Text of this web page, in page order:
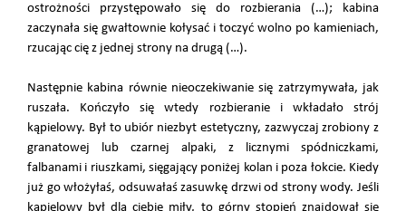
ostrożności przystępowało się do rozbierania (…); kabina
zaczynała się gwałtownie kołysać i toczyć wolno po kamieniach,
rzucając cię z jednej strony na drugą (…).
Następnie kabina równie nieoczekiwanie się zatrzymywała, jak
ruszała. Kończyło się wtedy rozbieranie i wkładało strój
kąpielowy. Był to ubiór niezbyt estetyczny, zazwyczaj zrobiony z
granatowej lub czarnej alpaki, z licznymi spódniczkami,
falbanami i riuszkami, sięgający poniżej kolan i poza łokcie. Kiedy
już go włożyłaś, odsuwałaś zasuwkę drzwi od strony wody. Jeśli
kąpielowy był dla ciebie miły, to górny stopień znajdował się